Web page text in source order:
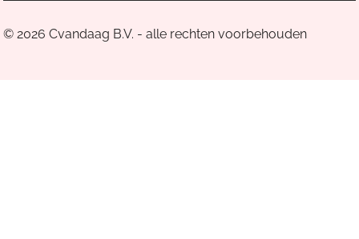
© 2026 Cvandaag B.V. - alle rechten voorbehouden